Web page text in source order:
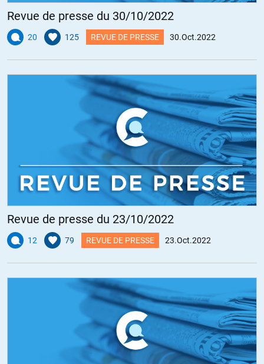
Revue de presse du 30/10/2022
20 125 REVUE DE PRESSE 30.Oct.2022
Revue de presse du 23/10/2022
12 79 REVUE DE PRESSE 23.Oct.2022